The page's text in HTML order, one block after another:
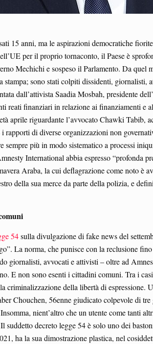
15 anni, ma le aspirazioni democratiche
per il proprio tornaconto, il Paese è
Mechichi e sospeso il Parlamento. Da quel
sono stati colpiti dissidenti,
dall’attivista Saadia Mosbah, presidente
reati finanziari in relazione ai finanziamenti e
aprile riguardante l’avvocato Chawki Tabib,
di diverse organizzazioni non
più in modo sistematico a processi
International abbia espresso “profonda
Araba, la cui deflagrazione come noto
della sua merce da parte della polizia, e
54sulla divulgazione di fake news del
La norma, che punisce con la reclusione
giornalisti, avvocati e attivisti – oltre ad
E non sono esenti i cittadini comuni. Tra i
della libertà di espressione.
Chouchen, 56enne giudicato colpevole di
nient’altro che un utente come tanti
suddetto decreto legge 54 è solo uno dei
ha la sua dimostrazione plastica, nel